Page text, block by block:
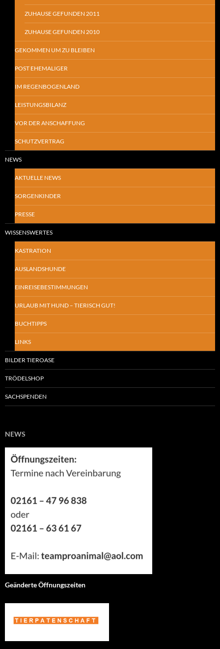
ZUHAUSE GEFUNDEN 2011
ZUHAUSE GEFUNDEN 2010
GEKOMMEN UM ZU BLEIBEN
POST EHEMALIGER
IM REGENBOGENLAND
LEISTUNGSBILANZ
VOR DER ANSCHAFFUNG
SCHUTZVERTRAG
NEWS
AKTUELLE NEWS
SORGENKINDER
PRESSE
WISSENSWERTES
KASTRATION
AUSLANDSHUNDE
EINREISEBESTIMMUNGEN
URLAUB MIT HUND – TIERISCH GUT!
BUCHTIPPS
LINKS
BILDER TIEROASE
TRÖDELSHOP
SACHSPENDEN
NEWS
Geänderte Öffnungszeiten